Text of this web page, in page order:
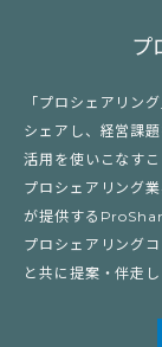
プ
「プロシェアリン
シェアし、経営課
活用を使いこなす
プロシェアリング
が提供する
プロシェアリング
と共に提案・伴走し